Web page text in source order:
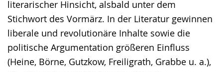
literarischer Hinsicht, alsbald unter dem
Stichwort des Vormärz. In der Literatur gewinnen
liberale und revolutionäre Inhalte sowie die
politische Argumentation größeren Einfluss
(Heine, Börne, Gutzkow, Freiligrath, Grabbe u. a.),